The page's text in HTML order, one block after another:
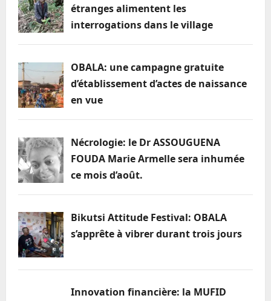
héro
sacre
la
NDE
étranges alimentent les
interrogations dans le village
OBALA: une campagne gratuite
d’établissement d’actes de naissance
en vue
Nécrologie: le Dr ASSOUGUENA
FOUDA Marie Armelle sera inhumée
ce mois d’août.
Bikutsi Attitude Festival: OBALA
s’apprête à vibrer durant trois jours
Innovation financière: la MUFID